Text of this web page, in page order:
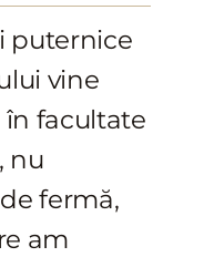
puternice
vine
în facultate
nu
fermă,
am